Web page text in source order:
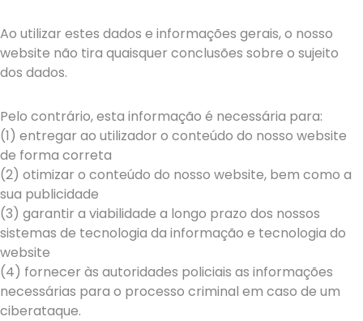
Ao utilizar estes dados e informações gerais, o nosso
website não tira quaisquer conclusões sobre o sujeito
dos dados.
Pelo contrário, esta informação é necessária para:
(1) entregar ao utilizador o conteúdo do nosso website
de forma correta
(2) otimizar o conteúdo do nosso website, bem como a
sua publicidade
(3) garantir a viabilidade a longo prazo dos nossos
sistemas de tecnologia da informação e tecnologia do
website
(4) fornecer às autoridades policiais as informações
necessárias para o processo criminal em caso de um
ciberataque.